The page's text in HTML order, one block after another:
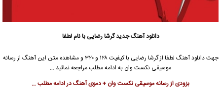
دانلود آهنگ جدیدگرشا رضایی با نام لطفا
جهت دانلود آهنگ لطفا از گرشا رضایی با کیفیت ۱۲۸ و ۳۲۰ و مشاهده متن این آهنگ از رسانه
موسیقی نکست وان به ادامه مطلب مراجعه نمائید …
بزودی از رسانه موسیقی نکست وان + دموی آهنگ در ادامه مطلب …